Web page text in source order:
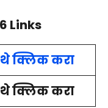
Links
क्लिक करा
क्लिक करा